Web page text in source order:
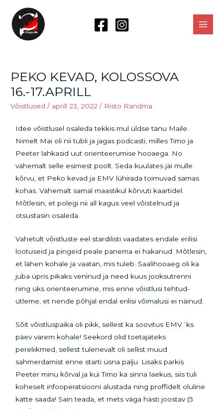
PEKO KEVAD, KOLOSSOVA
16.-17.APRILL
Võistlused / aprill 23, 2022 / Risto Randma
Idee võistlusel osaleda tekkis mul üldse tänu Maile.
Nimelt Mai oli nii tubli ja jagas podcasti, milles Timo ja
Peeter lahkasid uut orienteerumise hooaega. No
vähemalt selle esimest poolt. Seda kuulates jäi mulle
kõrvu, et Peko kevad ja EMV lühirada toimuvad samas
kohas. Vähemalt samal maastikul kõrvuti kaartidel.
Mõtlesin, et polegi nii all kagus veel võistelnud ja
otsustasin osaleda.
Vahetult võistluste eel stardilisti vaadates endale erilisi
lootuseid ja pingeid peale panema ei hakanud. Mõtlesin,
et lähen kohale ja vaatan, mis tuleb. Saalihooaeg oli ka
juba üpris pikaks veninud ja need kuus jooksutrenni
ning üks orienteerumine, mis enne võistlusi tehtud-
ütleme, et nende põhjal endal erilisi võimalusi ei näinud.
Sõit võistluspaika oli pikk, sellest ka soovitus EMV´ks
päev varem kohale! Seekord olid toetajateks
pereliikmed, sellest tulenevalt oli sellist muud
sahmerdamist enne starti üsna palju. Lisaks parkis
Peeter minu kõrval ja kui Timo ka sinna laekus, siis tuli
koheselt infooperatsiooni alustada ning proffidelt oluline
kätte saada! Sain teada, et mets väga hästi joostav (5